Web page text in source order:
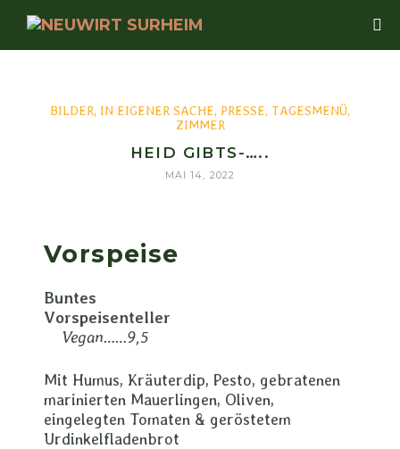
BILDER, IN EIGENER SACHE, PRESSE, TAGESMENÜ,
ZIMMER
HEID GIBTS-…..
MAI 14, 2022
Vorspeise
Buntes
Vorspeisenteller
Vegan……9,5
Mit Humus, Kräuterdip, Pesto, gebratenen
marinierten Mauerlingen, Oliven,
eingelegten Tomaten & geröstetem
Urdinkelfladenbrot